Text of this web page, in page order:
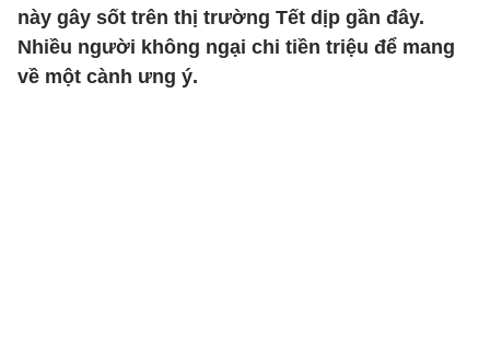
này gây sốt trên thị trường Tết dịp gần đây.
Nhiều người không ngại chi tiền triệu để mang
về một cành ưng ý.